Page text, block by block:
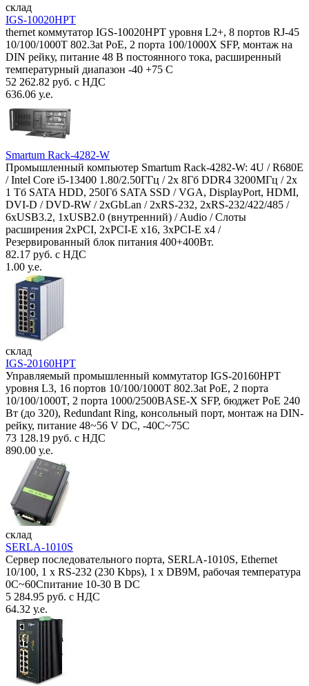
склад
IGS-10020HPT
thernet коммутатор IGS-10020HPT уровня L2+, 8 портов RJ-45
10/100/1000T 802.3at PoE, 2 порта 100/1000X SFP, монтаж на
DIN рейку, питание 48 В постоянного тока, расширенный
температурный диапазон -40 +75 С
52 262.82 руб. с НДС
636.06 у.е.
Smartum Rack-4282-W
Промышленный компьютер Smartum Rack-4282-W: 4U / R680E
/ Intel Core i5-13400 1.80/2.50ГГц / 2x 8Гб DDR4 3200МГц / 2x
1 Тб SATA HDD, 250Гб SATA SSD / VGA, DisplayPort, HDMI,
DVI-D / DVD-RW / 2xGbLan / 2xRS-232, 2xRS-232/422/485 /
6xUSB3.2, 1xUSB2.0 (внутренний) / Audio / Слоты
расширения 2xPCI, 2xPCI-E x16, 3xPCI-E x4 /
Резервированный блок питания 400+400Вт.
82.17 руб. с НДС
1.00 у.е.
склад
IGS-20160HPT
Управляемый промышленный коммутатор IGS-20160HPT
уровня L3, 16 портов 10/100/1000T 802.3at PoE, 2 порта
10/100/1000T, 2 порта 1000/2500BASE-X SFP, бюджет PoE 240
Вт (до 320), Redundant Ring, консольный порт, монтаж на DIN-
рейку, питание 48~56 V DC, -40С~75C
73 128.19 руб. с НДС
890.00 у.е.
склад
SERLA-1010S
Сервер последовательного порта, SERLA-1010S, Ethernet
10/100, 1 x RS-232 (230 Kbps), 1 x DB9M, рабочая температура
0C~60Спитание 10-30 В DC
5 284.95 руб. с НДС
64.32 у.е.